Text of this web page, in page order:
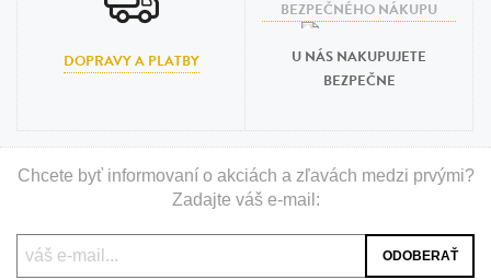
DOPRAVY A PLATBY
U NÁS NAKUPUJETE
BEZPEČNE
Chcete byť informovaní o akciách a zľavách medzi prvými?
Zadajte váš e-mail: